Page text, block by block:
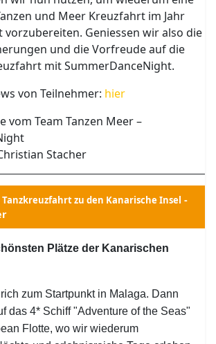
und Meer Kreuzfahrt im Jahr
vorzubereiten. Geniessen wir also die
und die Vorfreude auf die
mit SummerDanceNight.
von Teilnehmer: hier
vom Team Tanzen Meer –
Stacher
Tanzkreuzfahrt zu den Kanarische Insel -
Plätze der Kanarischen
zum Startpunkt in Malaga. Dann
das 4* Schiff "Adventure of the Seas"
Flotte, wo wir wiederum